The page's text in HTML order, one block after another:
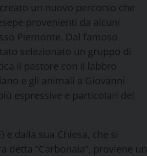
un nuovo percorso che
provenienti da alcuni
Piemonte. Dal famoso
selezionato un gruppo di
il pastore con il labbro
e gli animali a Giovanni
espressive e particolari del
e dalla sua Chiesa, che si
detta “Carbonaia”, proviene un